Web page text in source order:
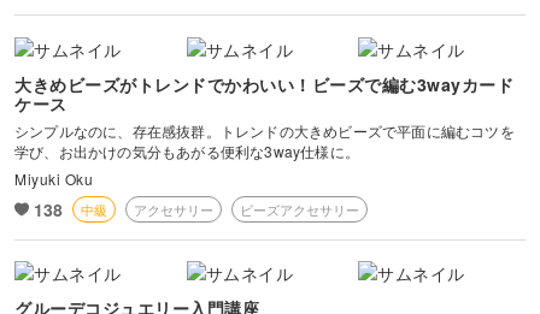
大きめビーズがトレンドでかわいい！ビーズで編む3wayカード
ケース
シンプルなのに、存在感抜群。トレンドの大きめビーズで平面に編むコツを
学び、お出かけの気分もあがる便利な3way仕様に。
Miyuki Oku
138 中級 アクセサリー ビーズアクセサリー
グルーデコジュエリー入門講座